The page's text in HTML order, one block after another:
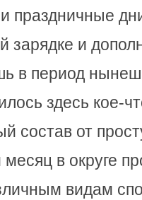
праздничные
зарядке и
в период
здесь кое-
состав от
в округе
видам